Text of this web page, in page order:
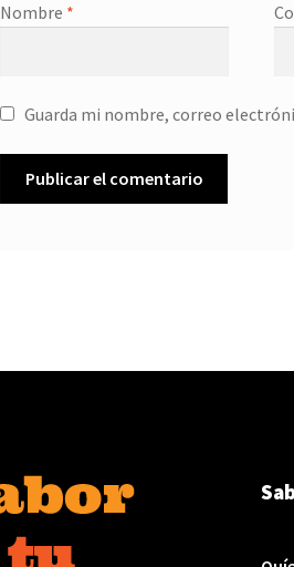
Nombre *
Guarda mi nombre, correo